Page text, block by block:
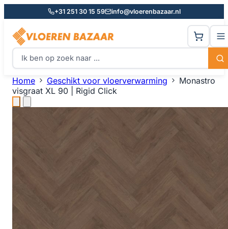
+31 251 30 15 59 info@vloerenbazaar.nl
Home Geschikt voor vloerverwarming
Monastro
visgraat XL 90 | Rigid Click